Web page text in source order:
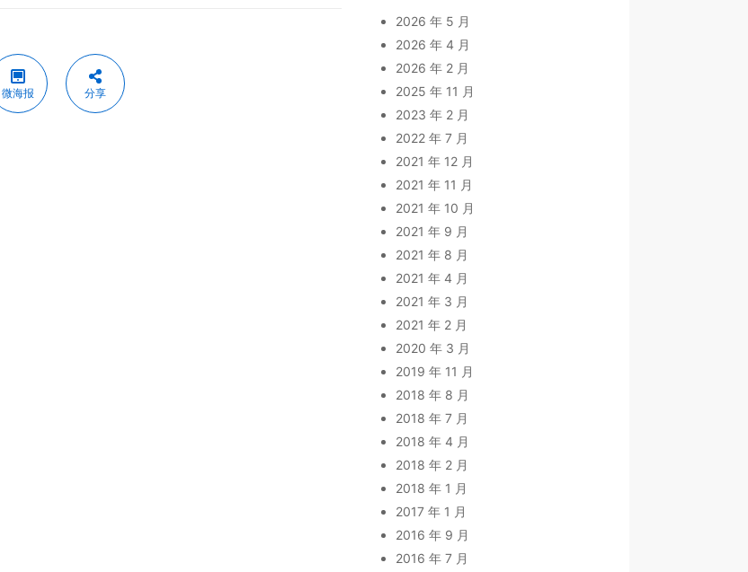
微海报 分享
2026 年 5 月
2026 年 4 月
2026 年 2 月
2025 年 11 月
2023 年 2 月
2022 年 7 月
2021 年 12 月
2021 年 11 月
2021 年 10 月
2021 年 9 月
2021 年 8 月
2021 年 4 月
2021 年 3 月
2021 年 2 月
2020 年 3 月
2019 年 11 月
2018 年 8 月
2018 年 7 月
2018 年 4 月
2018 年 2 月
2018 年 1 月
2017 年 1 月
2016 年 9 月
2016 年 7 月